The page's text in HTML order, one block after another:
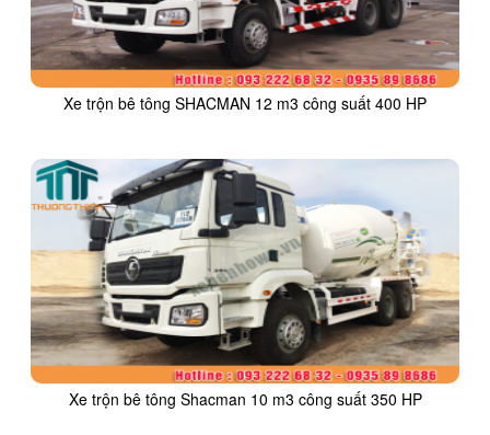
Xe trộn bê tông SHACMAN 12 m3 công suất 400 HP
Xe trộn bê tông Shacman 10 m3 công suất 350 HP